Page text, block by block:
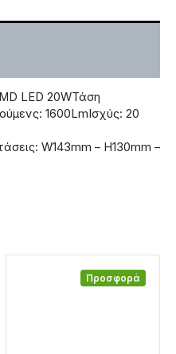
LED 20WΤάση
1600LmΙσχύς: 20
W143mm – H130mm –
Προσφορά